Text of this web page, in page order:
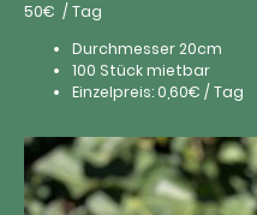
50€ / Tag
Durchmesser 20cm
100 Stück mietbar
Einzelpreis: 0,60€ / Tag